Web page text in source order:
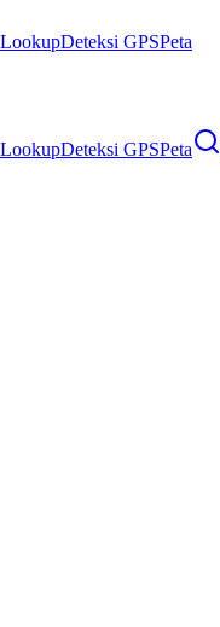
Deteksi GPSPeta
Deteksi GPSPeta